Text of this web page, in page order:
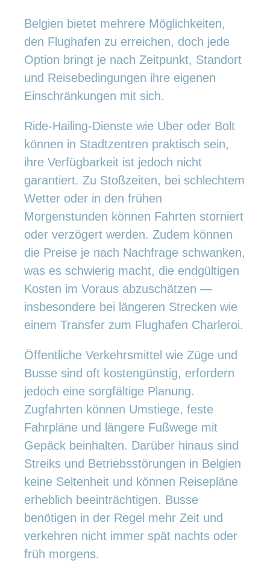
Belgien bietet mehrere Möglichkeiten,
den Flughafen zu erreichen, doch jede
Option bringt je nach Zeitpunkt, Standort
und Reisebedingungen ihre eigenen
Einschränkungen mit sich.
Ride-Hailing-Dienste wie Uber oder Bolt
können in Stadtzentren praktisch sein,
ihre Verfügbarkeit ist jedoch nicht
garantiert. Zu Stoßzeiten, bei schlechtem
Wetter oder in den frühen
Morgenstunden können Fahrten storniert
oder verzögert werden. Zudem können
die Preise je nach Nachfrage schwanken,
was es schwierig macht, die endgültigen
Kosten im Voraus abzuschätzen —
insbesondere bei längeren Strecken wie
einem Transfer zum Flughafen Charleroi.
Öffentliche Verkehrsmittel wie Züge und
Busse sind oft kostengünstig, erfordern
jedoch eine sorgfältige Planung.
Zugfahrten können Umstiege, feste
Fahrpläne und längere Fußwege mit
Gepäck beinhalten. Darüber hinaus sind
Streiks und Betriebsstörungen in Belgien
keine Seltenheit und können Reisepläne
erheblich beeinträchtigen. Busse
benötigen in der Regel mehr Zeit und
verkehren nicht immer spät nachts oder
früh morgens.